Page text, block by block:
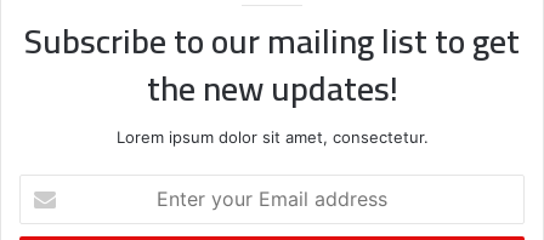
Subscribe to our mailing list to get
the new updates!
Lorem ipsum dolor sit amet, consectetur.